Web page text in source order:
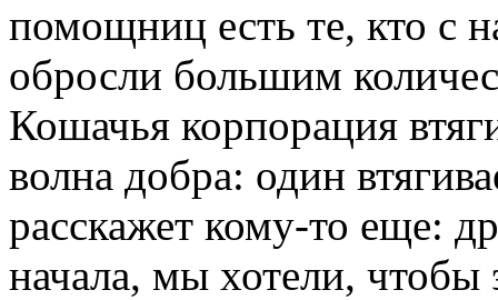
помощниц есть те, кто с
обросли большим
Кошачья корпорация
волна добра: один
расскажет кому-то еще:
начала, мы хотели, чтобы